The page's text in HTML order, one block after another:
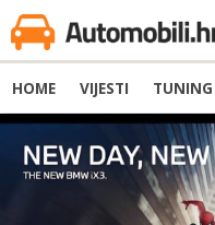
HOME VIJESTI TUNING